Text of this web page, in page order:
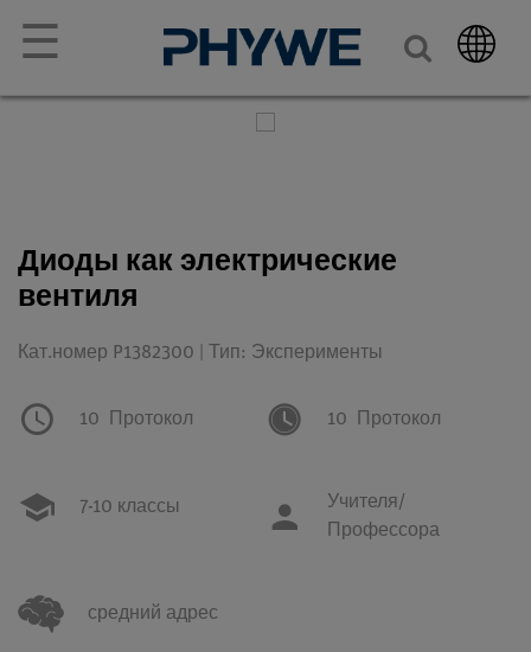
☰
Диоды как электрические
вентиля
Кат.номер P1382300 | Тип: Эксперименты
10 Протокол 10 Протокол
7-10 классы
Учителя/
Профессора
средний адрес